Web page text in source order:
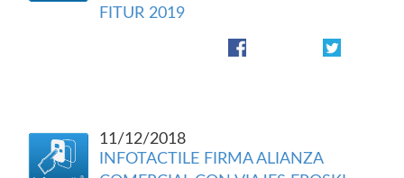
FITUR 2019
11/12/2018
INFOTACTILE FIRMA ALIANZA